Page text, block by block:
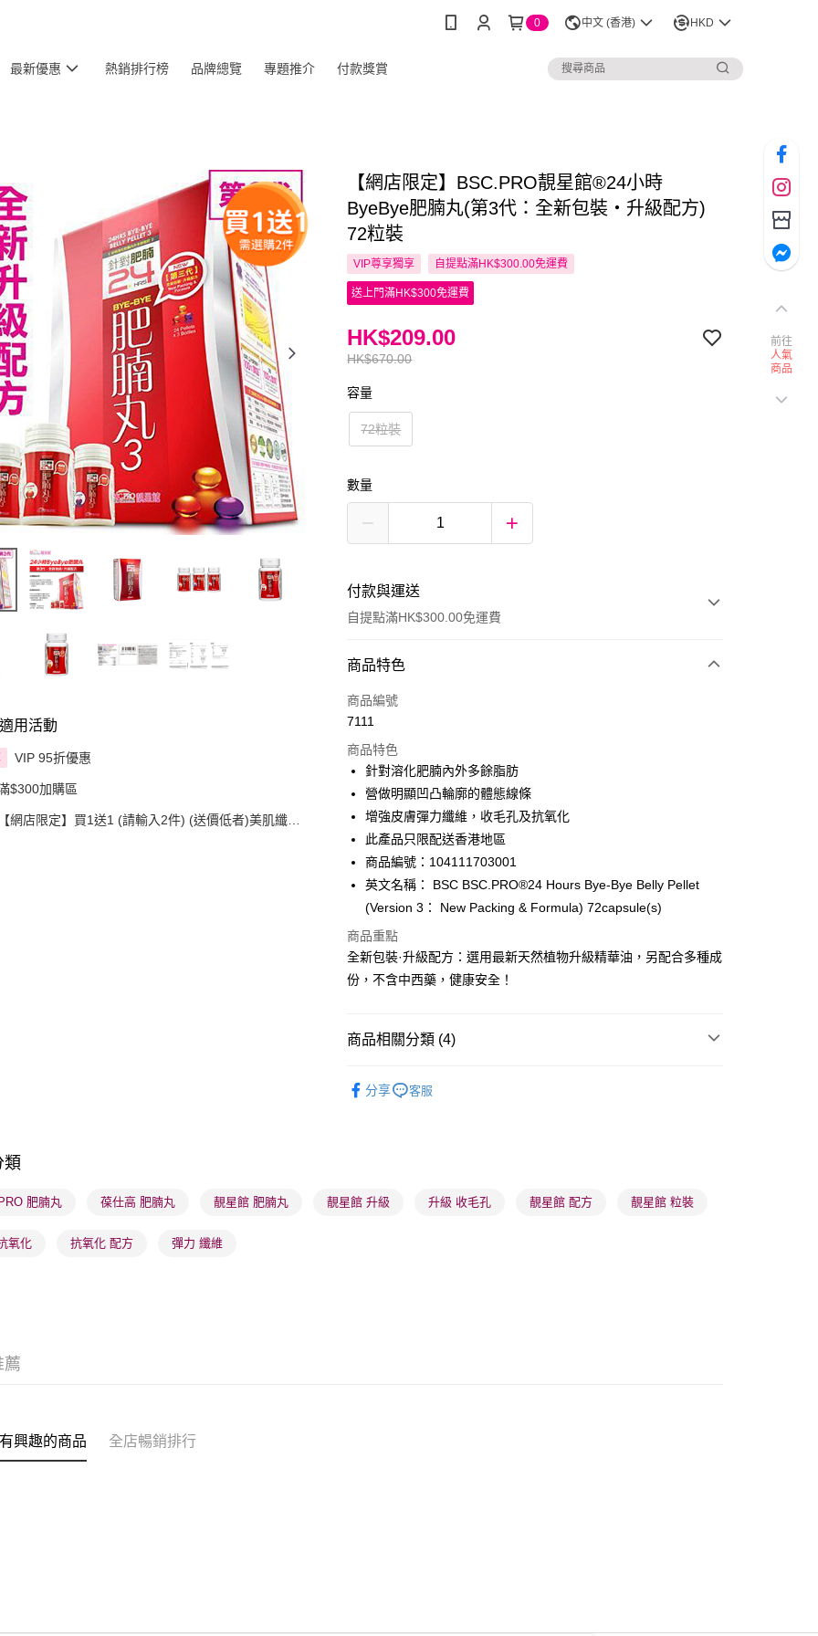
0 中文 (香港) HKD
最新優惠 熱銷排行榜 品牌總覽 專題推介 付款獎賞
用活動
VIP 95折優惠
$300加購區
【網店限定】買1送1 (請輸入2件) (送價低者)美肌纖體
【網店限定】BSC.PRO靚星館®24小時
ByeBye肥腩丸(第3代：全新包裝‧升級配方)
72粒裝
VIP尊享獨享 自提點滿HK$300.00免運費
送上門滿HK$300免運費
HK$670.00
HK$209.00
容量
72粒裝
數量
付款與運送
自提點滿HK$300.00免運費
付款方式
信用卡
AlipayHK
PayMe
WeChat Pay
BoC Pay
順豐自助櫃 - 確認發貨後1-3個工作天送達
每筆HK$65.00，滿HK$300.00或以上免運費
每筆HK$65.00，滿HK$300.00或以上免運費
物流公司進行物流配送
每筆HK$20.00，滿HK$100.00或以上免運費
商品特色
商品編號
7111
商品特色
針對溶化肥腩內外多餘脂肪
營做明顯凹凸輪廓的體態線條
增強皮膚彈力纖維，收毛孔及抗氧化
此產品只限配送香港地區
商品編號：104111703001
英文名稱： BSC BSC.PRO®24 Hours Bye-Bye Belly Pellet
(Version 3： New Packing & Formula) 72capsule(s)
商品重點
全新包裝·升級配方：選用最新天然植物升級精華油，另配合多種成
份，不含中西藥，健康安全！
商品相關分類 (4)
分享 客服
類
肥腩丸 葆仕高 肥腩丸 靚星館 肥腩丸 靚星館 升級 升級 收毛孔 靚星館 配方 靚星館 粒裝
氧化 抗氧化 配方 彈力 纖維
薦
興趣的商品 全店暢銷排行
前往
人氣
商品